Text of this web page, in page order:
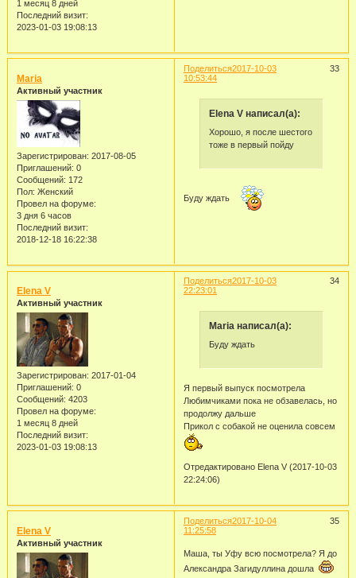
1 месяц 8 дней
Последний визит:
2023-01-03 19:08:13
Поделиться 33
2017-10-03
10:53:44
Maria
Активный участник
Зарегистрирован: 2017-08-05
Приглашений: 0
Сообщений: 172
Пол: Женский
Провел на форуме:
3 дня 6 часов
Последний визит:
2018-12-18 16:22:38
Elena V написал(а):
Хорошо, я после шестого
тоже в первый пойду
Буду ждать
Поделиться 34
2017-10-03
22:23:01
Elena V
Активный участник
Зарегистрирован: 2017-01-04
Приглашений: 0
Сообщений: 4203
Провел на форуме:
1 месяц 8 дней
Последний визит:
2023-01-03 19:08:13
Maria написал(а):
Буду ждать
Я первый выпуск посмотрела
Любимчиками пока не обзавелась, но
продолжу дальше
Прикол с собакой не оценила совсем
Отредактировано Elena V (2017-10-03
22:24:06)
Поделиться 35
2017-10-04
11:25:58
Elena V
Активный участник
Маша, ты Уфу всю посмотрела? Я до
Александра Загидуллина дошла